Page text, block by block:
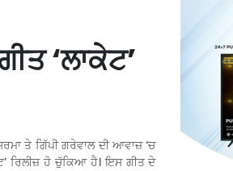
‘ਲਾਕੇਟ’
ਤੇ ਗਿੱਪੀ ਗਰੇਵਾਲ ਦੀ ਆਵਾਜ਼ ‘ਚ
ਰਿਲੀਜ਼ ਹੋ ਚੁੱਕਿਆ ਹੈ। ਇਸ ਗੀਤ ਦੇ